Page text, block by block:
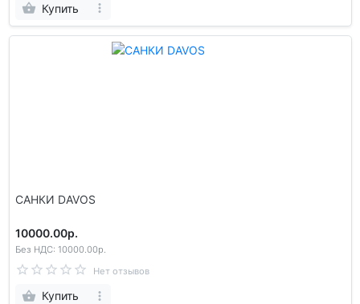
Купить
САНКИ DAVOS
10000.00р.
Без НДС: 10000.00р.
Нет отзывов
Купить